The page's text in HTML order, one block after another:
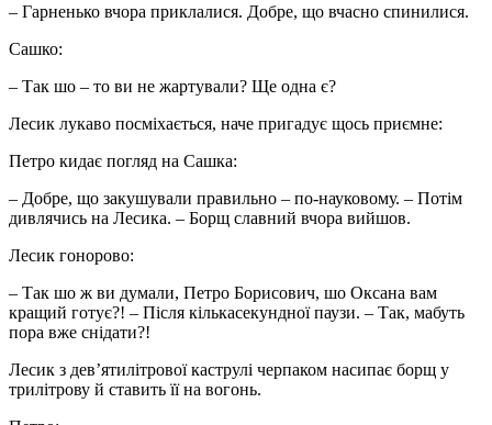
– Гарненько вчора приклалися. Добре, що вчасно спинилися.
Сашко:
– Так шо – то ви не жартували? Ще одна є?
Лесик лукаво посміхається, наче пригадує щось приємне:
Петро кидає погляд на Сашка:
– Добре, що закушували правильно – по-науковому. – Потім
дивлячись на Лесика. – Борщ славний вчора вийшов.
Лесик гонорово:
– Так шо ж ви думали, Петро Борисович, шо Оксана вам
кращий готує?! – Після кількасекундної паузи. – Так, мабуть
пора вже снідати?!
Лесик з дев’ятилітрової каструлі черпаком насипає борщ у
трилітрову й ставить її на вогонь.